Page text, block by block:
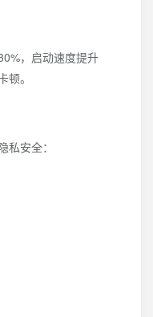
，启动速度提升
。
安全：